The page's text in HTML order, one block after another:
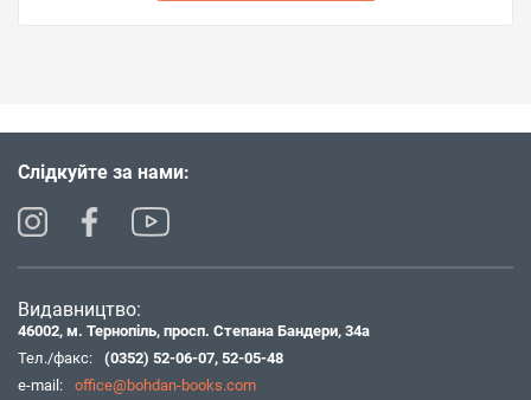
Слідкуйте за нами:
Видавництво:
46002, м. Тернопіль, просп. Степана Бандери, 34а
Тел./факс:
(0352) 52-06-07, 52-05-48
e-mail:
office@bohdan-books.com